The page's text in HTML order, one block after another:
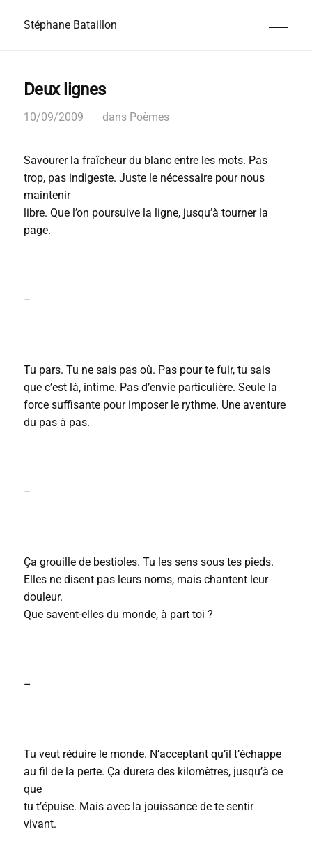
Stéphane Bataillon
Deux lignes
10/09/2009 dans Poèmes
Savourer la fraîcheur du blanc entre les mots. Pas
trop, pas indigeste. Juste le nécessaire pour nous
maintenir
libre. Que l’on poursuive la ligne, jusqu’à tourner la
page.
–
Tu pars. Tu ne sais pas où. Pas pour te fuir, tu sais
que c’est là, intime. Pas d’envie particulière. Seule la
force suffisante pour imposer le rythme. Une aventure
du pas à pas.
–
Ça grouille de bestioles. Tu les sens sous tes pieds.
Elles ne disent pas leurs noms, mais chantent leur
douleur.
Que savent-elles du monde, à part toi ?
–
Tu veut réduire le monde. N’acceptant qu’il t’échappe
au fil de la perte. Ça durera des kilomètres, jusqu’à ce
que
tu t’épuise. Mais avec la jouissance de te sentir
vivant.